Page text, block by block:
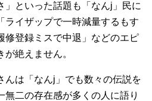
」といった話題も「なんj」民に
ライザップで一時減量するもす
修登録ミスで中退」などのエピ
絶えません。
んは「なんj」でも数々の伝説を
無二の存在感が多くの人に語り